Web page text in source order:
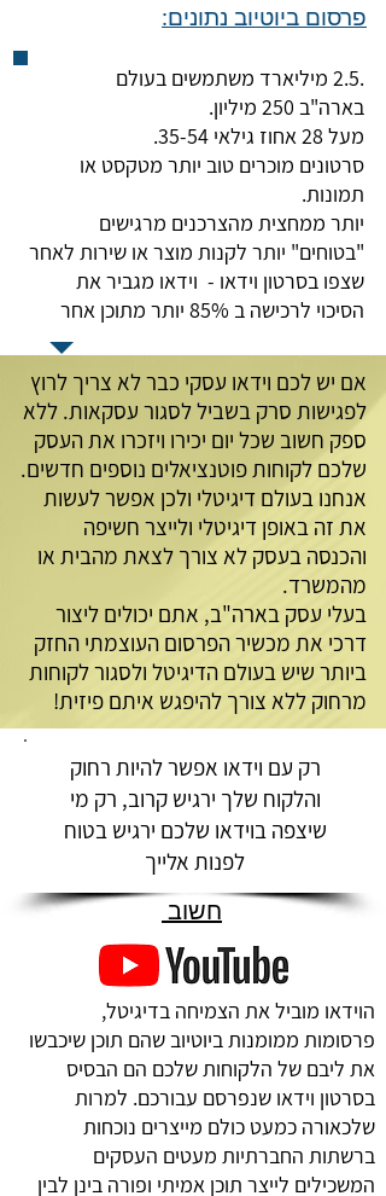
פרסום ביוטיוב נתונים:
.2.5 מיליארד משתמשים בעולם
בארה"ב 250 מיליון.
מעל 28 אחוז גילאי 35-54.
סרטונים מוכרים טוב יותר מטקסט או
תמונות.
יותר ממחצית מהצרכנים מרגישים
"בטוחים" יותר לקנות מוצר או שירות לאחר
שצפו בסרטון וידאו - וידאו מגביר את
הסיכוי לרכישה ב 85% יותר מתוכן אחר
אם יש לכם וידאו עסקי כבר לא צריך לרוץ
לפגישות סרק בשביל לסגור עסקאות. ללא
ספק חשוב שכל יום יכירו ויזכרו את העסק
שלכם לקוחות פוטנציאלים נוספים חדשים.
אנחנו בעולם דיגיטלי ולכן אפשר לעשות
את זה באופן דיגיטלי ולייצר חשיפה
והכנסה בעסק לא צורך לצאת מהבית או
מהמשרד.
בעלי עסק בארה"ב, אתם יכולים ליצור
דרכי את מכשיר הפרסום העוצמתי החזק
ביותר שיש בעולם הדיגיטל ולסגור לקוחות
מרחוק ללא צורך להיפגש איתם פיזית!
רק עם וידאו אפשר להיות רחוק
והלקוח שלך ירגיש קרוב, רק מי
שיצפה בוידאו שלכם ירגיש בטוח
לפנות אלייך
חשוב
הוידאו מוביל את הצמיחה בדיגיטל,
פרסומות ממומנות ביוטיוב שהם תוכן שיכבשו
את ליבם של הלקוחות שלכם הם הבסיס
בסרטון וידאו שנפרסם עבורכם. למרות
שלכאורה כמעט כולם מייצרים נוכחות
ברשתות החברתיות מעטים העסקים
המשכילים לייצר תוכן אמיתי ופורה בינן לבין